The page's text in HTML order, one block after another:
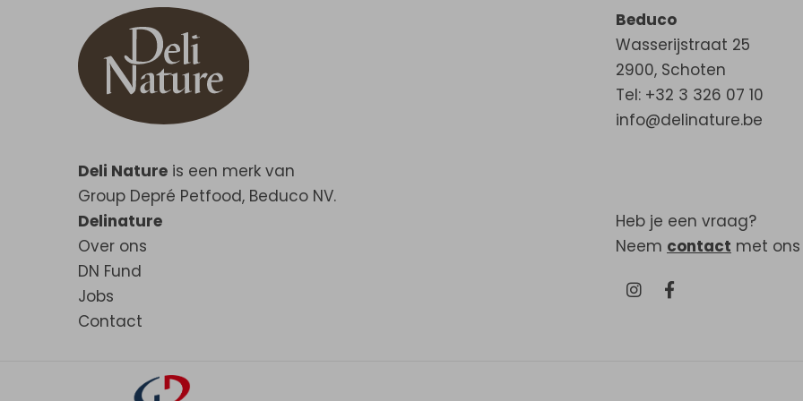
Deli Nature is een merk van
Group Depré Petfood, Beduco NV.
Beduco
Wasserijstraat 25
2900, Schoten
Tel: +32 3 326 07 10
info@delinature.be
Delinature
Over ons
DN Fund
Jobs
Contact
Heb je een vraag?
Neem contact met